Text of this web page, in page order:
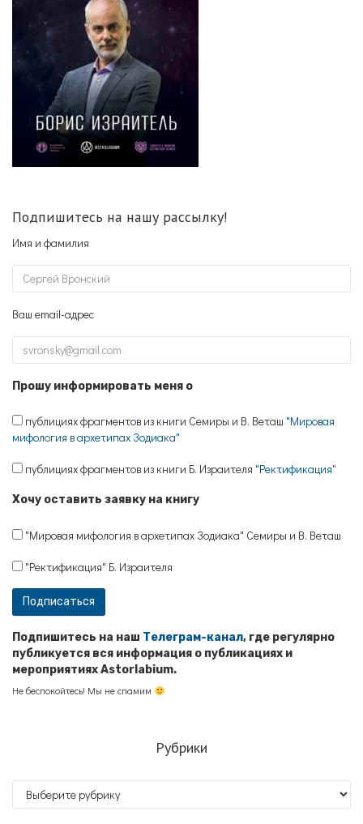
Подпишитесь на нашу рассылку!
Имя и фамилия
Ваш email-адрес
Прошу информировать меня о
публициях фрагментов из книги Семиры и В. Веташ "Мировая
мифология в архетипах Зодиака"
публициях фрагментов из книги Б. Израителя "Ректификация"
Хочу оставить заявку на книгу
"Мировая мифология в архетипах Зодиака" Семиры и В. Веташ
"Ректификация" Б. Израителя
Подпишитесь на наш Телеграм-канал, где регулярно
публикуется вся информация о публикациях и
мероприятиях Astorlabium.
Не беспокойтесь! Мы не спамим
Рубрики
Рубрики